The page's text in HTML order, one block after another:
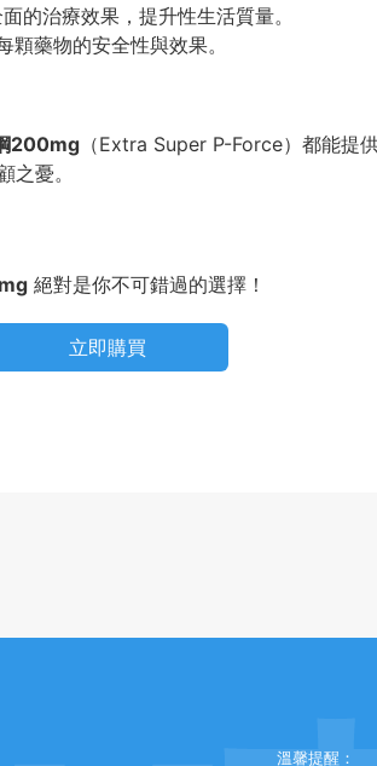
的治療效果，提升性生活質量。
顆藥物的安全性與效果。
200mg （Extra Super P-Force）都能提
之憂。
絕對是你不可錯過的選擇！
立即購買
溫馨提醒：